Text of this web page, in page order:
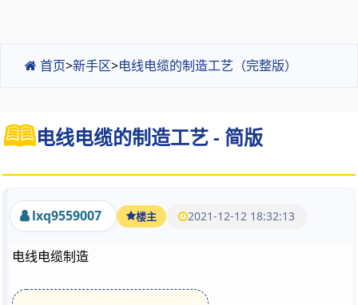
首页>新手区>电线电缆的制造工艺（完整版）
电线电缆的制造工艺 - 简版
lxq9559007 楼主 2021-12-12 18:32:13
电线电缆制造